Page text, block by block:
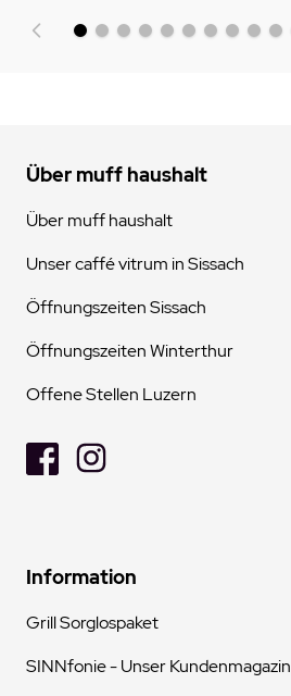
Über muff haushalt
Über muff haushalt
Unser caffé vitrum in Sissach
Öffnungszeiten Sissach
Öffnungszeiten Winterthur
Offene Stellen Luzern
Information
Grill Sorglospaket
SINNfonie - Unser Kundenmagazin